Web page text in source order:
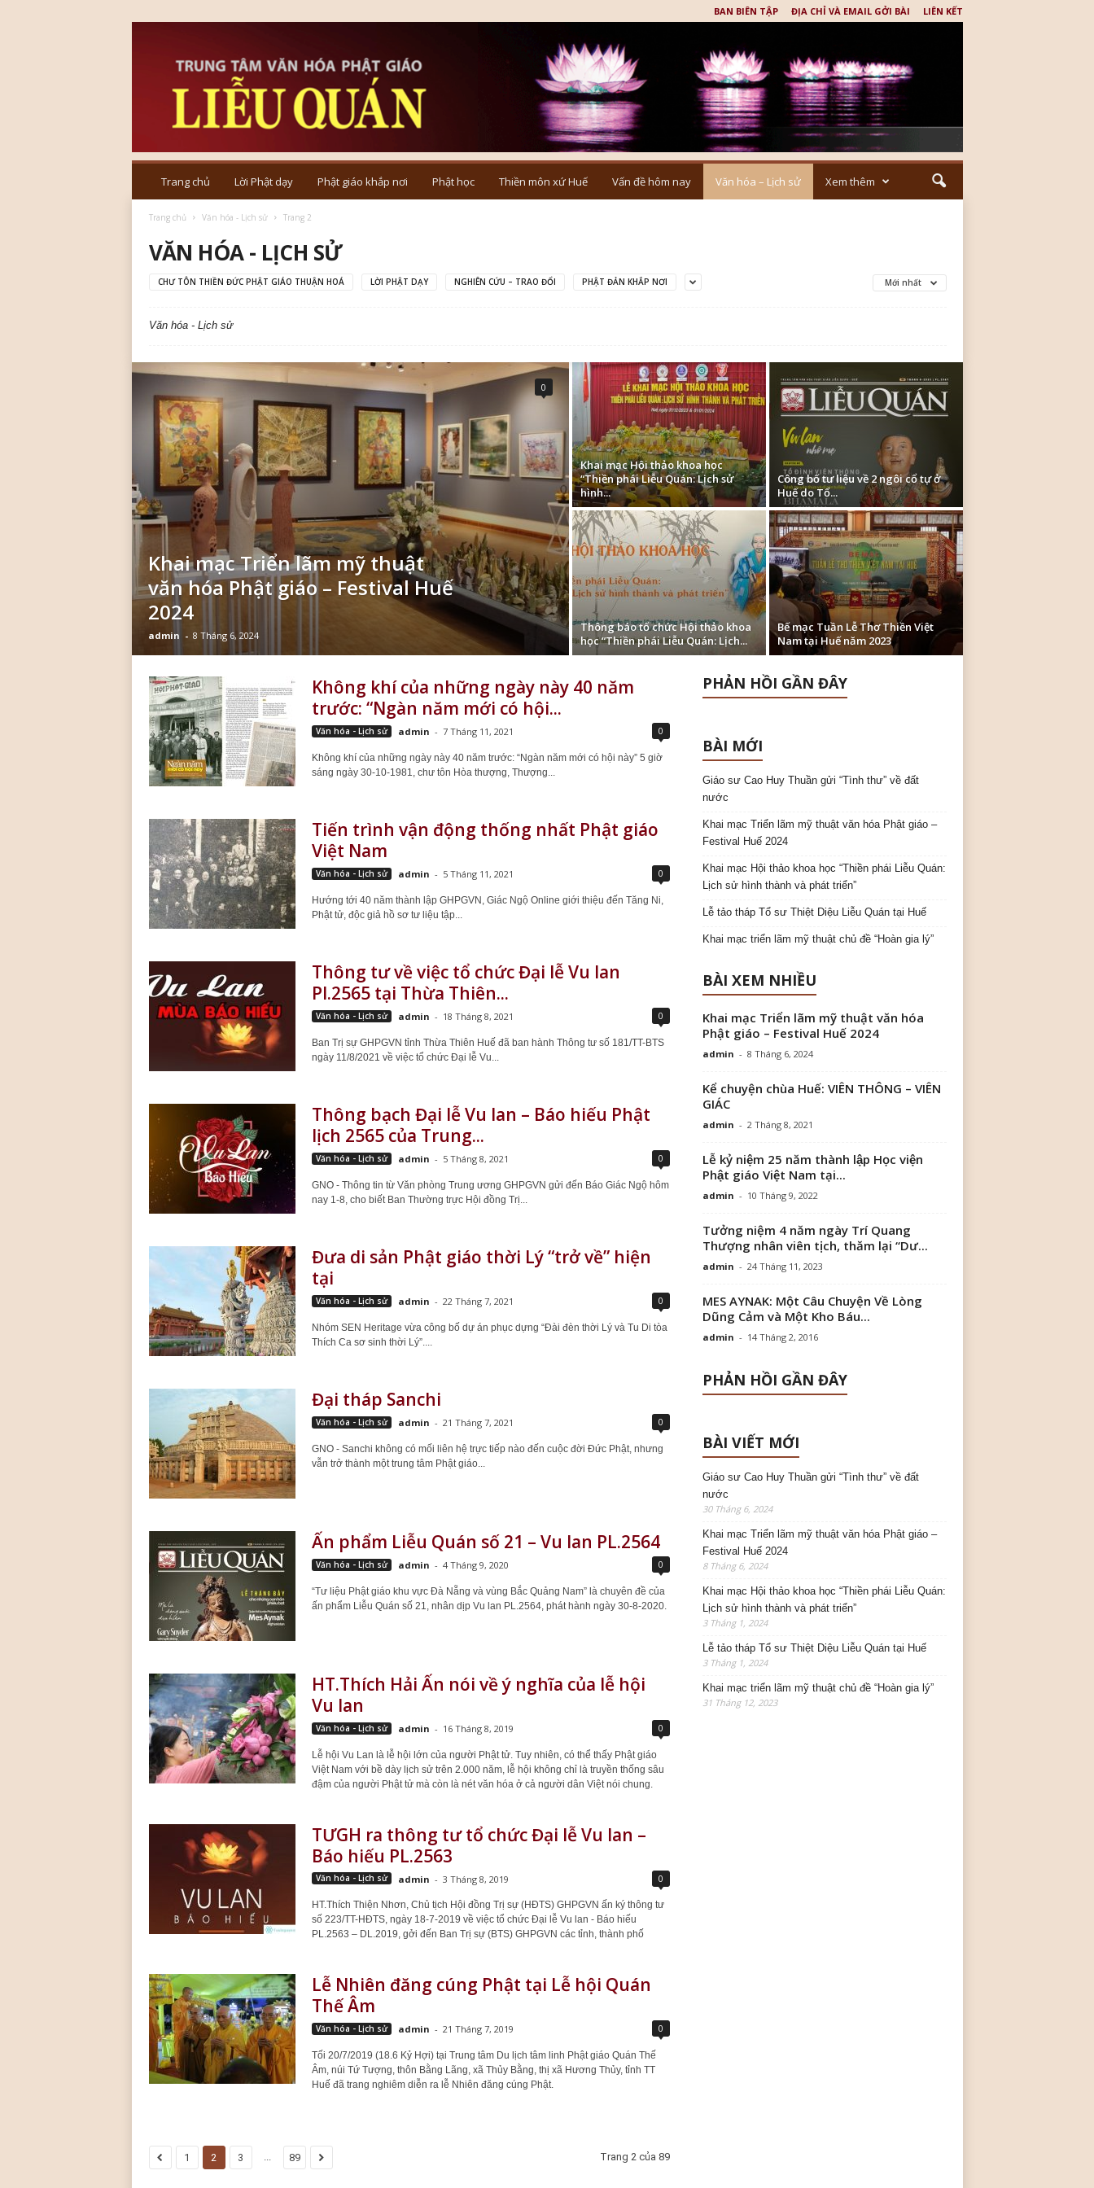
BAN BIÊN TẬP ĐỊA CHỈ VÀ EMAIL GỞI BÀI LIÊN KẾT
T
ó
i
á
o
u
n
Trang chủ Lời Phật dạy Phật giáo khắp nơi Phật học Thiền môn xứ Huế Vấn đề hôm nay Văn hóa – Lịch sử Xem thêm
Trang chủ Văn hóa - Lịch sử Trang 2
VĂN HÓA - LỊCH SỬ
CHƯ TÔN THIỀN ĐỨC PHẬT GIÁO THUẬN HOÁ LỜI PHẬT DẠY NGHIÊN CỨU – TRAO ĐỔI PHẬT ĐẢN KHẮP NƠI Mới nhất
Văn hóa - Lịch sử
Khai mạc Triển lãm mỹ thuật
văn hóa Phật giáo – Festival Huế
2024
admin - 8 Tháng 6, 2024
0
Khai mạc Hội thảo khoa học
“Thiền phái Liễu Quán: Lịch sử
hình...
Công bố tư liệu về 2 ngôi cổ tự ở
Huế do Tổ...
Thông báo tổ chức Hội thảo khoa
học “Thiền phái Liễu Quán: Lịch...
Bế mạc Tuần Lễ Thơ Thiền Việt
Nam tại Huế năm 2023
Không khí của những ngày này 40 năm
trước: “Ngàn năm mới có hội...
Văn hóa - Lịch sử admin - 7 Tháng 11, 2021 0
Không khí của những ngày này 40 năm trước: “Ngàn năm mới có hội này” 5 giờ
sáng ngày 30-10-1981, chư tôn Hòa thượng, Thượng...
Tiến trình vận động thống nhất Phật giáo
Việt Nam
Văn hóa - Lịch sử admin - 5 Tháng 11, 2021 0
Hướng tới 40 năm thành lập GHPGVN, Giác Ngộ Online giới thiệu đến Tăng Ni,
Phật tử, độc giả hồ sơ tư liệu tập...
Thông tư về việc tổ chức Đại lễ Vu lan
Pl.2565 tại Thừa Thiên...
Văn hóa - Lịch sử admin - 18 Tháng 8, 2021 0
Ban Trị sự GHPGVN tỉnh Thừa Thiên Huế đã ban hành Thông tư số 181/TT-BTS
ngày 11/8/2021 về việc tổ chức Đại lễ Vu...
Thông bạch Đại lễ Vu lan – Báo hiếu Phật
lịch 2565 của Trung...
Văn hóa - Lịch sử admin - 5 Tháng 8, 2021 0
GNO - Thông tin từ Văn phòng Trung ương GHPGVN gửi đến Báo Giác Ngộ hôm
nay 1-8, cho biết Ban Thường trực Hội đồng Trị...
Đưa di sản Phật giáo thời Lý “trở về” hiện
tại
Văn hóa - Lịch sử admin - 22 Tháng 7, 2021 0
Nhóm SEN Heritage vừa công bố dự án phục dựng “Đài đèn thời Lý và Tu Di tòa
Thích Ca sơ sinh thời Lý”....
Đại tháp Sanchi
Văn hóa - Lịch sử admin - 21 Tháng 7, 2021 0
GNO - Sanchi không có mối liên hệ trực tiếp nào đến cuộc đời Đức Phật, nhưng
vẫn trở thành một trung tâm Phật giáo...
Ấn phẩm Liễu Quán số 21 – Vu lan PL.2564
Văn hóa - Lịch sử admin - 4 Tháng 9, 2020 0
“Tư liệu Phật giáo khu vực Đà Nẵng và vùng Bắc Quảng Nam” là chuyên đề của
ấn phẩm Liễu Quán số 21, nhân dịp Vu lan PL.2564, phát hành ngày 30-8-2020.
HT.Thích Hải Ấn nói về ý nghĩa của lễ hội
Vu lan
Văn hóa - Lịch sử admin - 16 Tháng 8, 2019 0
Lễ hội Vu Lan là lễ hội lớn của người Phật tử. Tuy nhiên, có thể thấy Phật giáo
Việt Nam với bề dày lịch sử trên 2.000 năm, lễ hội không chỉ là truyền thống sâu
đậm của người Phật tử mà còn là nét văn hóa ở cả người dân Việt nói chung.
TƯGH ra thông tư tổ chức Đại lễ Vu lan –
Báo hiếu PL.2563
Văn hóa - Lịch sử admin - 3 Tháng 8, 2019 0
HT.Thích Thiện Nhơn, Chủ tịch Hội đồng Trị sự (HĐTS) GHPGVN ấn ký thông tư
số 223/TT-HĐTS, ngày 18-7-2019 về việc tổ chức Đại lễ Vu lan - Báo hiếu
PL.2563 – DL.2019, gởi đến Ban Trị sự (BTS) GHPGVN các tỉnh, thành phố
Lễ Nhiên đăng cúng Phật tại Lễ hội Quán
Thế Âm
Văn hóa - Lịch sử admin - 21 Tháng 7, 2019 0
Tối 20/7/2019 (18.6 Kỷ Hợi) tại Trung tâm Du lịch tâm linh Phật giáo Quán Thế
Âm, núi Tứ Tượng, thôn Bằng Lãng, xã Thủy Bằng, thị xã Hương Thủy, tỉnh TT
Huế đã trang nghiêm diễn ra lễ Nhiên đăng cúng Phật.
1 2 3 89 Trang 2 của 89
PHẢN HỒI GẦN ĐÂY
BÀI MỚI
Giáo sư Cao Huy Thuần gửi “Tình thư” về đất
nước
Khai mạc Triển lãm mỹ thuật văn hóa Phật giáo –
Festival Huế 2024
Khai mạc Hội thảo khoa học “Thiền phái Liễu Quán:
Lịch sử hình thành và phát triển”
Lễ tảo tháp Tổ sư Thiệt Diệu Liễu Quán tại Huế
Khai mạc triển lãm mỹ thuật chủ đề “Hoàn gia lý”
BÀI XEM NHIỀU
Khai mạc Triển lãm mỹ thuật văn hóa
Phật giáo – Festival Huế 2024
admin - 8 Tháng 6, 2024
Kể chuyện chùa Huế: VIÊN THÔNG – VIÊN
GIÁC
admin - 2 Tháng 8, 2021
Lễ kỷ niệm 25 năm thành lập Học viện
Phật giáo Việt Nam tại...
admin - 10 Tháng 9, 2022
Tưởng niệm 4 năm ngày Trí Quang
Thượng nhân viên tịch, thăm lại “Dư...
admin - 24 Tháng 11, 2023
MES AYNAK: Một Câu Chuyện Về Lòng
Dũng Cảm và Một Kho Báu...
admin - 14 Tháng 2, 2016
PHẢN HỒI GẦN ĐÂY
BÀI VIẾT MỚI
Giáo sư Cao Huy Thuần gửi “Tình thư” về đất
nước
30 Tháng 6, 2024
Khai mạc Triển lãm mỹ thuật văn hóa Phật giáo –
Festival Huế 2024
8 Tháng 6, 2024
Khai mạc Hội thảo khoa học “Thiền phái Liễu Quán:
Lịch sử hình thành và phát triển”
3 Tháng 1, 2024
Lễ tảo tháp Tổ sư Thiệt Diệu Liễu Quán tại Huế
3 Tháng 1, 2024
Khai mạc triển lãm mỹ thuật chủ đề “Hoàn gia lý”
31 Tháng 12, 2023